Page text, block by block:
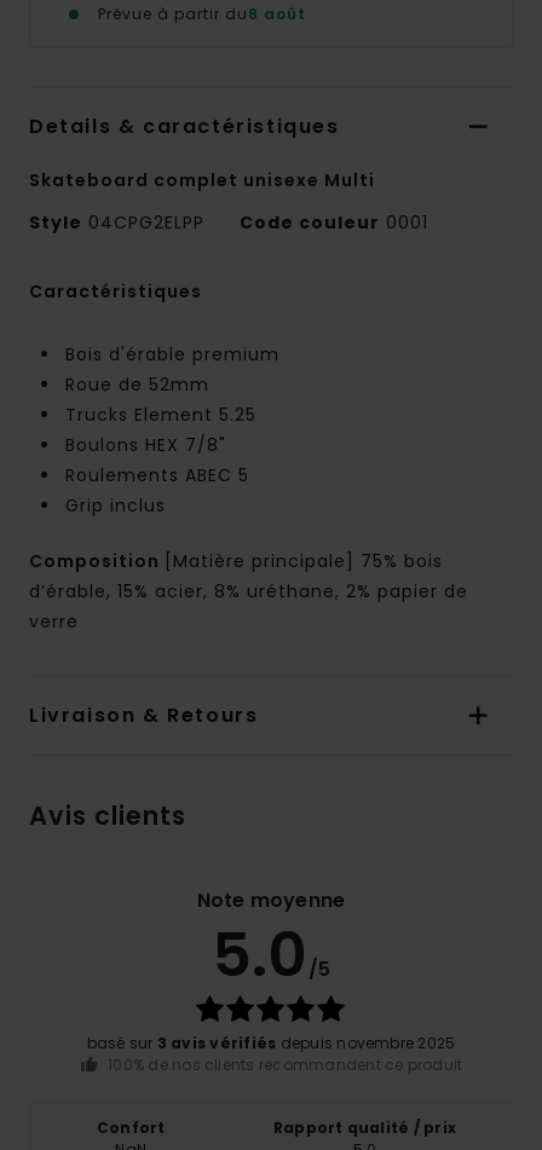
Prévue à partir du8 août
Details & caractéristiques
Skateboard complet unisexe Multi
Style 04CPG2ELPP Code couleur 0001
Caractéristiques
Bois d'érable premium
Roue de 52mm
Trucks Element 5.25
Boulons HEX 7/8"
Roulements ABEC 5
Grip inclus
Composition
[Matière principale] 75% bois
d’érable, 15% acier, 8% uréthane, 2% papier de
verre
Livraison & Retours
Avis clients
Note moyenne
5.0 /5
basé sur 3 avis vérifiés depuis novembre 2025
100% de nos clients recommandent ce produit
Confort
Rapport qualité / prix